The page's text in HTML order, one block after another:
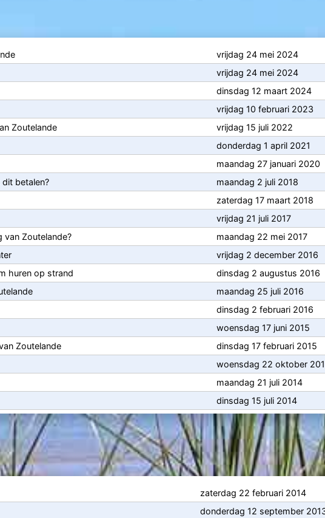
vrijdag 24 mei 2024
vrijdag 24 mei 2024
dinsdag 12 maart 2024
vrijdag 10 februari 2023
Zoutelande
vrijdag 15 juli 2022
donderdag 1 april 2021
maandag 27 januari 2020
betalen?
maandag 2 juli 2018
zaterdag 17 maart 2018
vrijdag 21 juli 2017
van Zoutelande?
maandag 22 mei 2017
vrijdag 2 december 2016
huren op strand
dinsdag 2 augustus 2016
maandag 25 juli 2016
dinsdag 2 februari 2016
woensdag 17 juni 2015
Zoutelande
dinsdag 17 februari 2015
woensdag 22 oktober
maandag 21 juli 2014
dinsdag 15 juli 2014
zaterdag 22 februari 2014
donderdag 12 september